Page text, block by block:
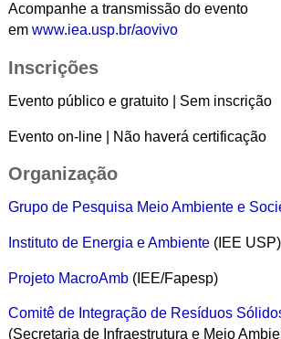
Acompanhe a transmissão do evento
em www.iea.usp.br/aovivo
Inscrições
Evento público e gratuito | Sem inscrição
Evento on-line | Não haverá certificação
Organização
Grupo de Pesquisa Meio Ambiente e
Instituto de Energia e Ambiente (IEE USP)
Projeto MacroAmb(IEE/Fapesp)
Comitê de Integração de Resíduos
(Secretaria de Infraestrutura e Meio